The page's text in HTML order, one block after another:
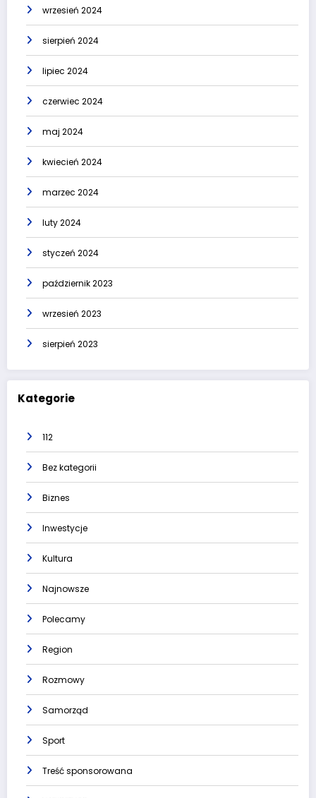
wrzesień 2024
sierpień 2024
lipiec 2024
czerwiec 2024
maj 2024
kwiecień 2024
marzec 2024
luty 2024
styczeń 2024
październik 2023
wrzesień 2023
sierpień 2023
Kategorie
112
Bez kategorii
Biznes
Inwestycje
Kultura
Najnowsze
Polecamy
Region
Rozmowy
Samorząd
Sport
Treść sponsorowana